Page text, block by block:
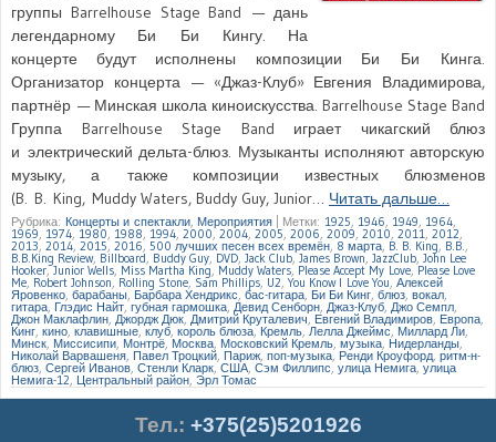
группы Barrelhouse Stage Band — дань
легендарному Би Би Кингу. На
концерте будут исполнены композиции Би Би Кинга.
Организатор концерта — «Джаз-Клуб» Евгения Владимирова,
партнёр — Минская школа киноискусства. Barrelhouse Stage Band
Группа Barrelhouse Stage Band играет чикагский блюз
и электрический дельта-блюз. Музыканты исполняют авторскую
музыку, а также композиции известных блюзменов
(B. B. King, Muddy Waters, Buddy Guy, Junior… Читать дальше…
Рубрика: Концерты и спектакли Мероприятия Метки: 1925 1946 1949 1964
1969 1974 1980 1988 1994 2000, 2004 2005 2006 2009 2010 2011 2012
2013, 2014 2015, 2016, 500 лучших песен всех времён 8 марта B. B. King B.B.
B.B.King Review, Billboard Buddy Guy DVD Jack Club,James Brown JazzClub John Lee
Hooker,Junior Wells Miss Martha King Muddy Waters, Please Accept My Love ,Please Love
Me Robert Johnson , Rolling Stone Sam Phillips U2 ,You Know I Love You Алексей
Яровенко барабаны Барбара Хендрикс бас-гитара Би Би Кинг блюз вокал
гитара Глэдис Найт ,губная гармошка Девид Сенборн Джаз-Клуб Джо Семпл
Джон Маклафлин Джордж Дюк, Дмитрий Круталевич, Евгений Владимиров Европа
Кинг кино клавишные,клуб король блюза,Кремль ,Лелла Джеймс, Миллард Ли
Минск Миссисипи Монтрё ,Москва Московский Кремль музыка Нидерланды
Николай Варвашеня Павел Троцкий Париж поп-музыка, Ренди Кроуфорд ритм-н-
блюз Сергей Иванов Стенли Кларк ,США Сэм Филлипс, улица Немига ,улица
Немига-12 Центральный район Эрл Томас
Тел.: +375(25)5201926